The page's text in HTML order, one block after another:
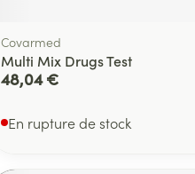
Covarmed
Multi Mix Drugs Test
48,04 €
En rupture de stock